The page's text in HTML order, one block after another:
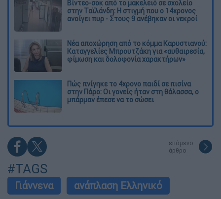
Βίντεο-σοκ από το μακελειό σε σχολείο
στην Ταϊλάνδη: Η στιγμή που ο 14χρονος
ανοίγει πυρ - Στους 9 ανέβηκαν οι νεκροί
Νέα αποχώρηση από το κόμμα Καρυστιανού:
Καταγγελίες Μπρουτζάκη για «αυθαιρεσία,
φίμωση και δολοφονία χαρακτήρων»
Πώς πνίγηκε το 4χρονο παιδί σε πισίνα
στην Πάρο: Οι γονείς ήταν στη θάλασσα, ο
μπάρμαν έπεσε να το σώσει
επόμενο
άρθρο
#TAGS
Γιάννενα
ανάπλαση Ελληνικό